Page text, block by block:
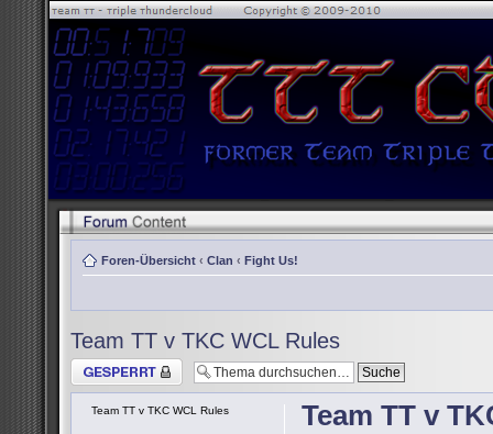
Foren-Übersicht ‹ Clan ‹ Fight Us!
Team TT v TKC WCL Rules
Thema gesperrt
Team TT v
Team TT v TKC WCL Rules